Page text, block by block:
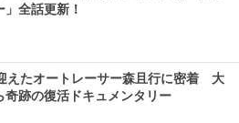
」全話更新！
えたオートレーサー森且行に密着 大
奇跡の復活ドキュメンタリー